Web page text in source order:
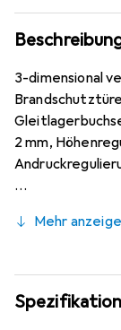
3-dimensional
2 mm,
Mehr